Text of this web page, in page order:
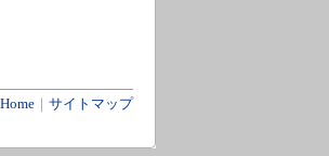
Home サイトマップ